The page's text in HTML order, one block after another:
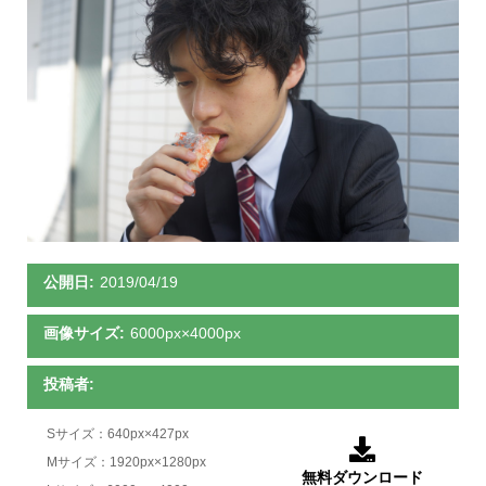
公開日: 2019/04/19
画像サイズ: 6000px×4000px
投稿者:
Sサイズ：640px×427px
Mサイズ：1920px×1280px

無料ダウンロード